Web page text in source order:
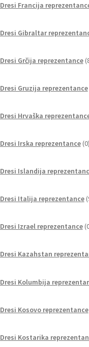
Dresi Francija
Dresi Gibraltar
Dresi Grčija reprezentance
Dresi Gruzija reprezentance
Dresi Hrvaška
Dresi Irska reprezentance 0
Dresi Islandija
Dresi Italija reprezentance
Dresi Izrael reprezentance
Dresi Kazahstan
Dresi Kolumbija
Dresi Kosovo reprezentance
Dresi Kostarika